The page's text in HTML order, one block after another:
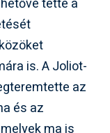
is. A Joliot-
az
és az
ma is